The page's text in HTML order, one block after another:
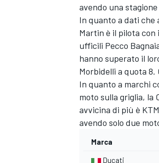
avendo una
In quanto a dati che
Martin è il pilota con
ufficili Pecco
hanno superato il
Morbidelli a quota 8.
In quanto a marchi
moto sulla griglia, la
avvicina di più è
avendo solo due
Marca
Ducati